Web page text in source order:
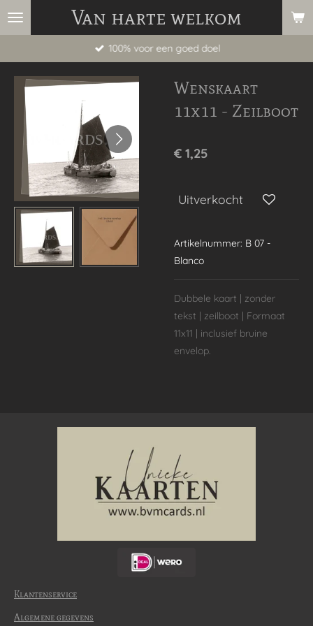
Ga
hoofdinhoud
Van harte welkom
100% voor een goed doel
Wenskaart
11x11 - Zeilboot
€ 1,25
Uitverkocht
Artikelnummer: B 07 -
Blanco
Dubbele kaart | zonder
tekst | zeilboot | Formaat
11x11 | inclusief bruine
envelop.
Klantenservice
Algemene gegevens